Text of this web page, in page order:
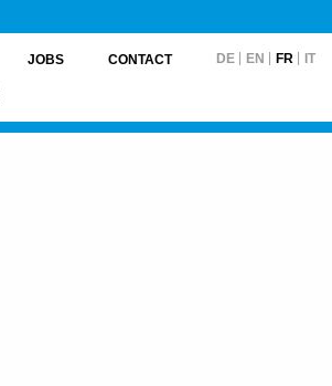
JOBS CONTACT DE EN FR IT